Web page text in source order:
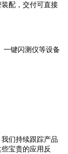
配，交付可直接
一键闪测仪等设备
们持续跟踪产品
宝贵的应用反